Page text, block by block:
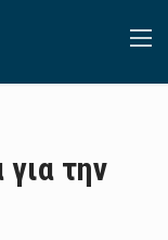
την